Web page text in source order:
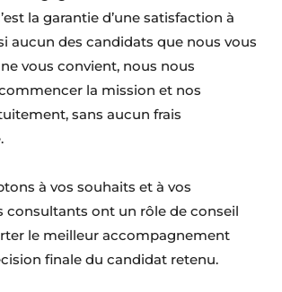
la garantie d’une satisfaction à
aucun des candidats que nous vous
vous convient, nous nous
la mission et nos
sans aucun frais
à vos souhaits et à vos
consultants ont un rôle de conseil
le meilleur accompagnement
finale du candidat retenu.